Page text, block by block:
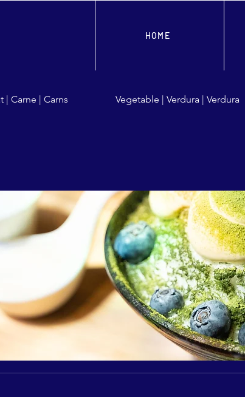
HOME
| Carne | Carns Vegetable | Verdura | Verdura